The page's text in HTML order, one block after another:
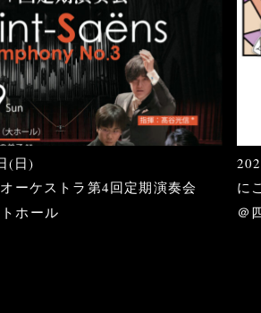
(日)
ーケストラ第4回定期演奏会
ホール
に
＠